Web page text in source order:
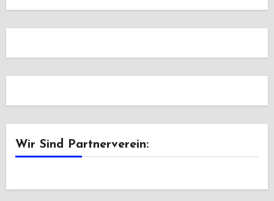
Wir Sind Partnerverein: